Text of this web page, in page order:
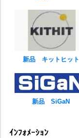
新品 キットヒット
新品 SiGaN
ｲﾝﾌｫﾒｰｼｮﾝ